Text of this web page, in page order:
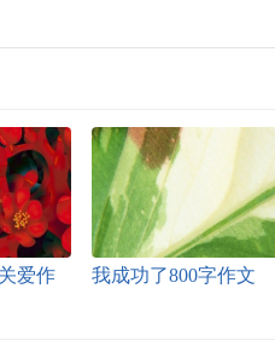
爱作
我成功了800字作文